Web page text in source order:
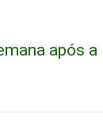
após a